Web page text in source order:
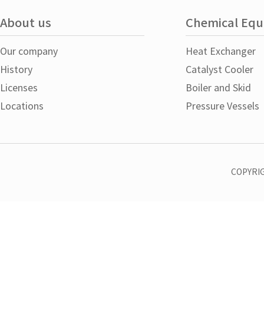
About us
Our company
History
Licenses
Locations
Chemical
Heat Exchanger
Catalyst Cooler
Boiler and Skid
Pressure Vessels